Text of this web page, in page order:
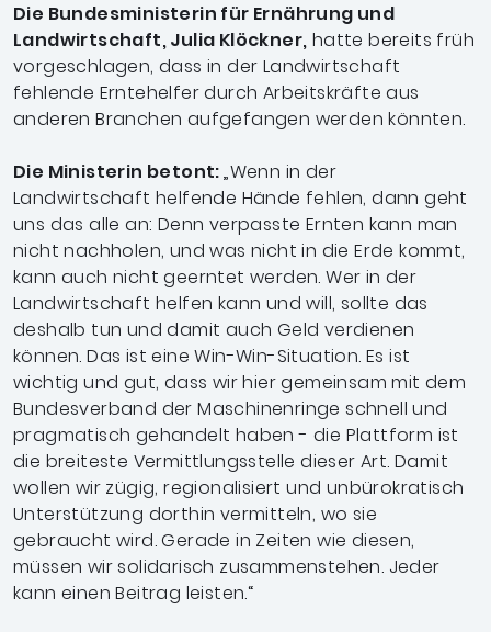
Die Bundesministerin für Ernährung und
Landwirtschaft, Julia Klöckner, hatte bereits früh
vorgeschlagen, dass in der Landwirtschaft
fehlende Erntehelfer durch Arbeitskräfte aus
anderen Branchen aufgefangen werden könnten.
Die Ministerin betont:„Wenn in der
Landwirtschaft helfende Hände fehlen, dann geht
uns das alle an: Denn verpasste Ernten kann man
nicht nachholen, und was nicht in die Erde kommt,
kann auch nicht geerntet werden. Wer in der
Landwirtschaft helfen kann und will, sollte das
deshalb tun und damit auch Geld verdienen
können. Das ist eine Win-Win-Situation. Es ist
wichtig und gut, dass wir hier gemeinsam mit dem
Bundesverband der Maschinenringe schnell und
pragmatisch gehandelt haben - die Plattform ist
die breiteste Vermittlungsstelle dieser Art. Damit
wollen wir zügig, regionalisiert und unbürokratisch
Unterstützung dorthin vermitteln, wo sie
gebraucht wird. Gerade in Zeiten wie diesen,
müssen wir solidarisch zusammenstehen. Jeder
kann einen Beitrag leisten.“